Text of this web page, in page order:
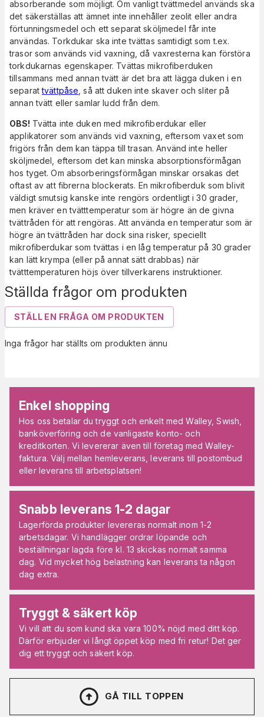
Ställda frågor om produkten
STÄLL EN FRÅGA OM PRODUKTEN
Inga frågor har ställts om produkten ännu
absorberande som möjligt. Om vanligt tvättmedel används ska
det säkerställas att ämnet inte innehåller zeolit ​​eller andra
förtunningsmedel och ett separat sköljmedel får inte
användas. Torkdukar ska inte tvättas samtidigt som t.ex.
trasor som används vid vaxning, då vaxresterna kan förstöra
torkdukarnas egenskaper. Tvättas mikrofiberduken
tillsammans med annan tvätt är det bra att lägga duken i en
separattvättpåse , så att duken inte skaver och sliter på
annan tvätt eller samlar ludd från dem.
OBS! Tvätta inte duken med mikrofiberdukar eller
applikatorer som används vid vaxning, eftersom vaxet som
frigörs från dem kan täppa till trasan. Använd inte heller
sköljmedel, eftersom det kan minska absorptionsförmågan
hos tyget. Om absorberingsförmågan minskar orsakas det
oftast av att fibrerna blockerats. En mikrofiberduk som blivit
väldigt smutsig kanske inte rengörs ordentligt i 30 grader,
men kräver en tvätttemperatur som är högre än de givna
tvättråden för att rengöras. Att använda en temperatur som är
högre än tvättråden har dock sina risker, speciellt
mikrofiberdukar som tvättas i en låg temperatur på 30 grader
kan lätt krympa (eller på annat sätt drabbas) när
tvätttemperaturen höjs över tillverkarens instruktioner.
Enkel shopping
Hos oss betalar du tryggt och enkelt med Walley, Swish,
banköverföring och de vanligaste konto- och
kreditkorten. Vi levererar även till företag med Walley-
faktura. Välj mellan hemleverans, leverans till postombud
eller leverans till arbetsplatsen!
Snabb leverans 1-2 dagar
Lagerförda produkter levereras normalt inom 1-2
arbetsdagar. Vi handlägger ordrar löpande och
beställningar lagda före kl. 13 skickas normalt samma
dag. Vid mycket hög belastning kan leverans ta någon
dag extra.
Tryggt & säkert köp
Vi vill att du som kund ska vara 100% nöjd med ditt köp.
Därför erbjuder vi långt öppet köp med fri retur! Det ger
dig ett tryggt och säkert köp.
GÅ TILL TOPPEN